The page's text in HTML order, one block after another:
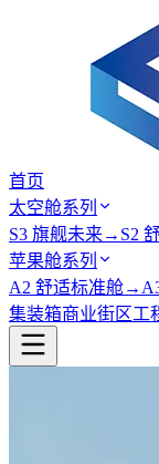
首页
太空舱系列
S3 旗舰未来→ S2
苹果舱系列
A2 舒适标准舱→
集装箱商业街区工